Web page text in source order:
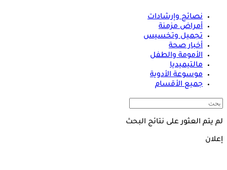
نصائح وإرشادات
أمراض مزمنة
تجميل وتخسيس
أخبار صحة
الأمومة والطفل
مالتيميديا
موسوعة الأدوية
جميع الأقسام
لم يتم العثور على نتائج البحث
إعلان